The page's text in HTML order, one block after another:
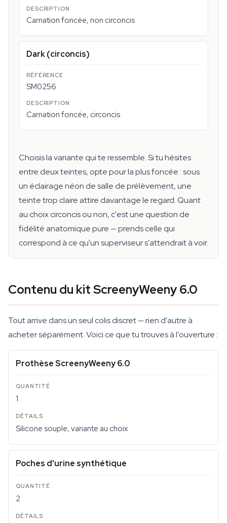
Carnation foncée, non circoncis
Dark (circoncis)
SM0256
Carnation foncée, circoncis
Choisis la variante qui te ressemble. Si tu hésites
entre deux teintes, opte pour la plus foncée : sous
un éclairage néon de salle de prélèvement, une
teinte trop claire attire davantage le regard. Quant
au choix circoncis ou non, c'est une question de
fidélité anatomique pure — prends celle qui
correspond à ce qu'un superviseur s'attendrait à voir.
Contenu du kit ScreenyWeeny 6.0
Tout arrive dans un seul colis discret — rien d'autre à
acheter séparément. Voici ce que tu trouves à l'ouverture :
Prothèse ScreenyWeeny 6.0
1
Silicone souple, variante au choix
Poches d'urine synthétique
2